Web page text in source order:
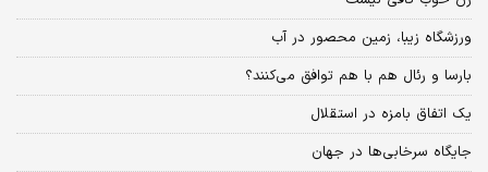
ورزشگاه زیبا، زمین محصور در آب
بارسا و رئال هم با هم توافق می‌کنند؟
یک اتفاق بامزه در استقلال
جایگاه سرخابی‌ها در جهان